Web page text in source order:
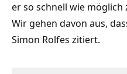
er so schnell wie
Wir gehen davon aus,
Simon Rolfes zitiert.